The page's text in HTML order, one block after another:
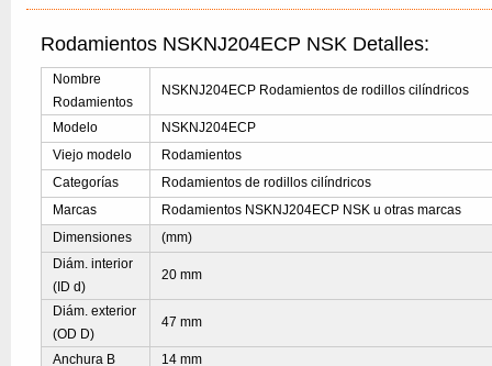
Rodamientos NSKNJ204ECP NSK Detalles:
Nombre
Rodamientos
NSKNJ204ECP Rodamientos de rodillos cilíndricos
Modelo
NSKNJ204ECP
Viejo modelo
Rodamientos
Categorías
Rodamientos de rodillos cilíndricos
Marcas
Rodamientos NSKNJ204ECP NSK u otras marcas
Dimensiones
(mm)
Diám. interior
(ID d)
20 mm
Diám. exterior
(OD D)
47 mm
Anchura B
14 mm